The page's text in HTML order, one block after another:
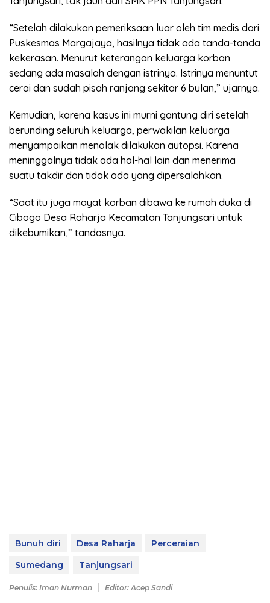
“Setelah dilakukan pemeriksaan luar oleh tim medis dari
Puskesmas Margajaya, hasilnya tidak ada tanda-tanda
kekerasan. Menurut keterangan keluarga korban
sedang ada masalah dengan istrinya. Istrinya menuntut
cerai dan sudah pisah ranjang sekitar 6 bulan,” ujarnya.
Kemudian, karena kasus ini murni gantung diri setelah
berunding seluruh keluarga, perwakilan keluarga
menyampaikan menolak dilakukan autopsi. Karena
meninggalnya tidak ada hal-hal lain dan menerima
suatu takdir dan tidak ada yang dipersalahkan.
“Saat itu juga mayat korban dibawa ke rumah duka di
Cibogo Desa Raharja Kecamatan Tanjungsari untuk
dikebumikan,” tandasnya.
Bunuh diri Desa Raharja
Perceraian
Sumedang
Tanjungsari
Penulis: Iman Nurman Editor: Acep Sandi